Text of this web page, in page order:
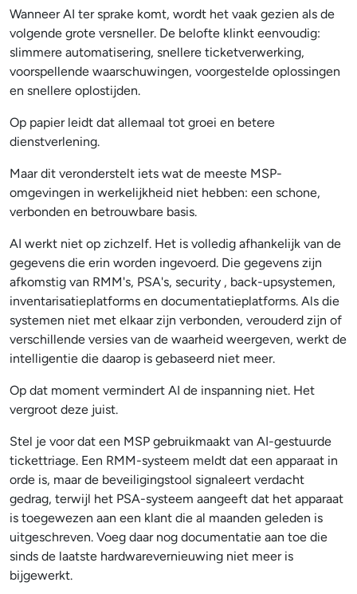
Wanneer AI ter sprake komt, wordt het vaak gezien als de
volgende grote versneller. De belofte klinkt eenvoudig:
slimmere automatisering, snellere ticketverwerking,
voorspellende waarschuwingen, voorgestelde oplossingen
en snellere oplostijden.
Op papier leidt dat allemaal tot groei en betere
dienstverlening.
Maar dit veronderstelt iets wat de meeste MSP-
omgevingen in werkelijkheid niet hebben: een schone,
verbonden en betrouwbare basis.
AI werkt niet op zichzelf. Het is volledig afhankelijk van de
gegevens die erin worden ingevoerd. Die gegevens zijn
afkomstig van RMM's, PSA's, security , back-upsystemen,
inventarisatieplatforms en documentatieplatforms. Als die
systemen niet met elkaar zijn verbonden, verouderd zijn of
verschillende versies van de waarheid weergeven, werkt de
intelligentie die daarop is gebaseerd niet meer.
Op dat moment vermindert AI de inspanning niet. Het
vergroot deze juist.
Stel je voor dat een MSP gebruikmaakt van AI-gestuurde
tickettriage. Een RMM-systeem meldt dat een apparaat in
orde is, maar de beveiligingstool signaleert verdacht
gedrag, terwijl het PSA-systeem aangeeft dat het apparaat
is toegewezen aan een klant die al maanden geleden is
uitgeschreven. Voeg daar nog documentatie aan toe die
sinds de laatste hardwarevernieuwing niet meer is
bijgewerkt.